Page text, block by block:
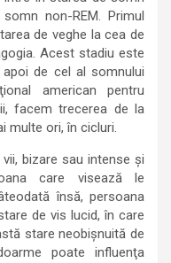
non-REM. Primul
de veghe la cea de
Acest stadiu este
de cel al somnului
american pentru
facem trecerea de la
multe ori, în cicluri.
bizare sau intense şi
care visează le
însă, persoana
de vis lucid, în care
stare neobişnuită de
poate influenţa